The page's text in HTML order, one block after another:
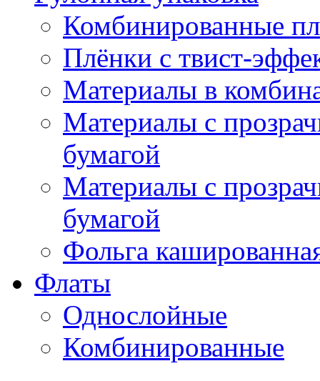
Комбинированные
Плёнки с твист-
Материалы в
Материалы с
бумагой
Материалы с
бумагой
Фольга
Флаты
Однослойные
Комбинированные